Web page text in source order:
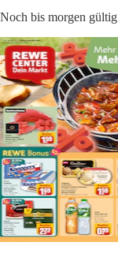
Noch bis morgen gültig